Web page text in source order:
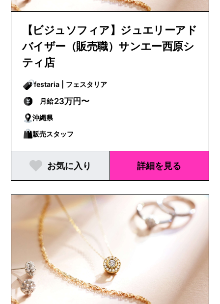
【ビジュソフィア】ジュエリーアド
バイザー（販売職）サンエー西原シ
ティ店
festaria | フェスタリア
月給23万円〜
沖縄県
販売スタッフ
お気に入り 詳細を見る